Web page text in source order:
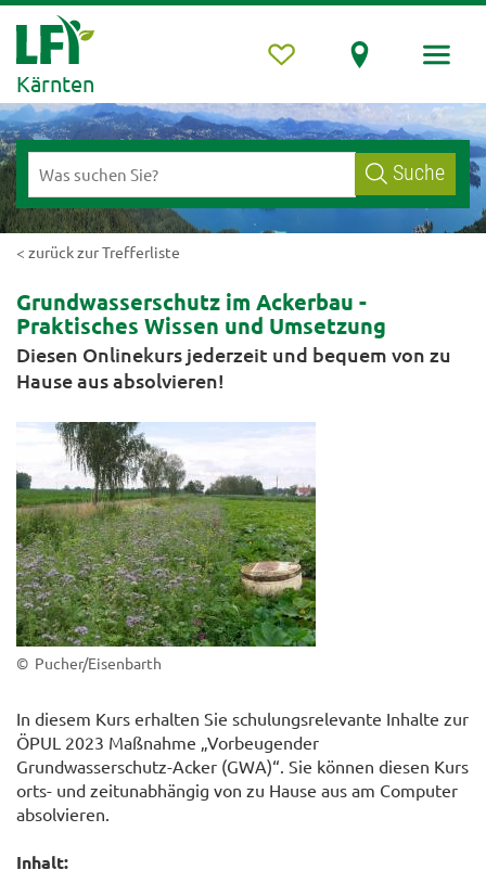
Kärnten
Suche
< zurück zur Trefferliste
Grundwasserschutz im Ackerbau -
Praktisches Wissen und Umsetzung
Diesen Onlinekurs jederzeit und bequem von zu
Hause aus absolvieren!
© Pucher/Eisenbarth
In diesem Kurs erhalten Sie schulungsrelevante Inhalte zur
ÖPUL 2023 Maßnahme „Vorbeugender
Grundwasserschutz-Acker (GWA)“. Sie können diesen Kurs
orts- und zeitunabhängig von zu Hause aus am Computer
absolvieren.
Inhalt: